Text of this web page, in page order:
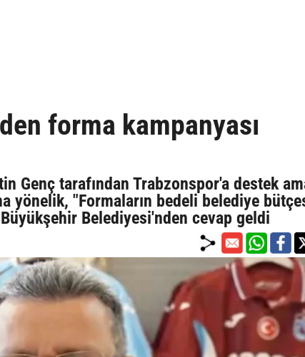
forma kampanyası
Genç tarafından Trabzonspor'a destek
yönelik, "Formaların bedeli belediye
Belediyesi'nden cevap geldi